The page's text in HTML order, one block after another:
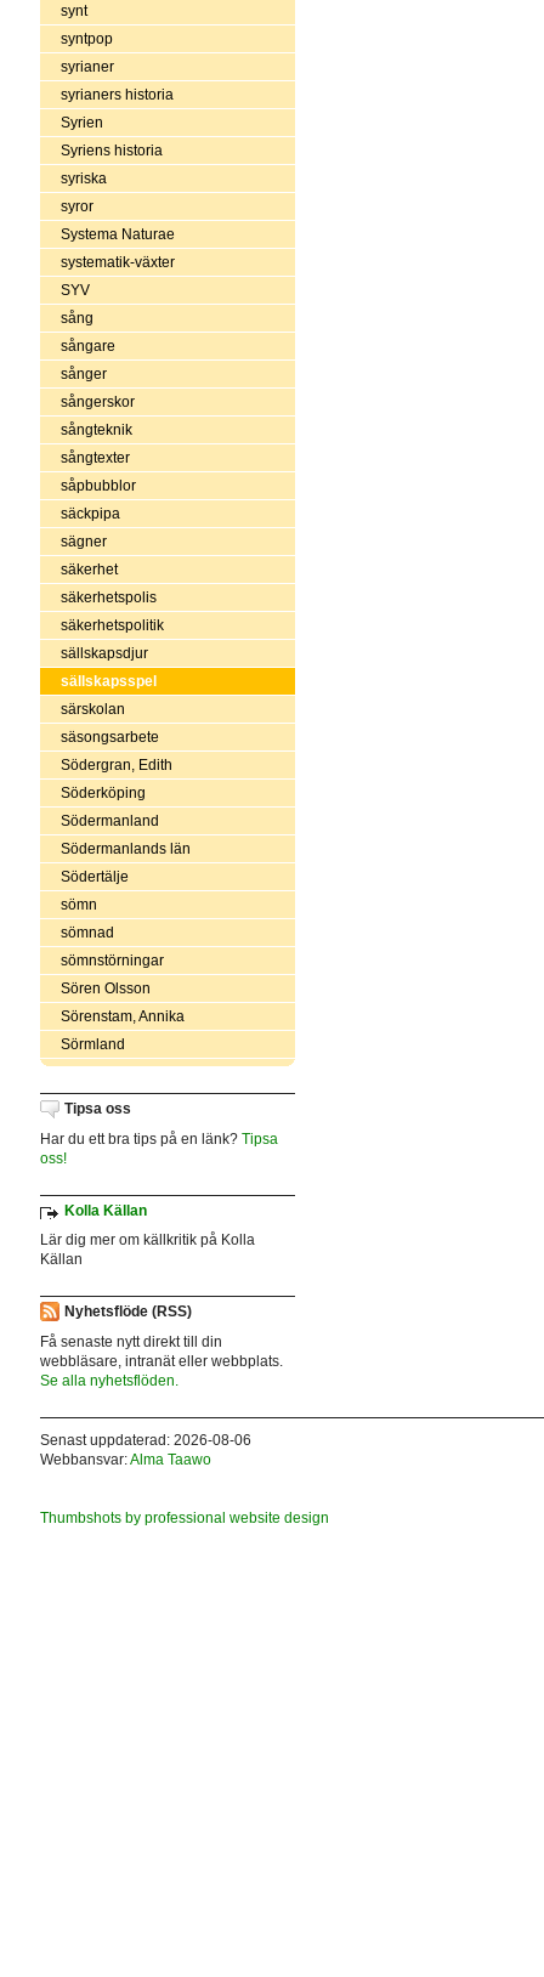
synt
syntpop
syrianer
syrianers historia
Syrien
Syriens historia
syriska
syror
Systema Naturae
systematik-växter
SYV
sång
sångare
sånger
sångerskor
sångteknik
sångtexter
såpbubblor
säckpipa
sägner
säkerhet
säkerhetspolis
säkerhetspolitik
sällskapsdjur
sällskapsspel
särskolan
säsongsarbete
Södergran, Edith
Söderköping
Södermanland
Södermanlands län
Södertälje
sömn
sömnad
sömnstörningar
Sören Olsson
Sörenstam, Annika
Sörmland
Tipsa oss
Har du ett bra tips på en länk? Tipsa
oss!
Kolla Källan
Lär dig mer om källkritik på Kolla
Källan
Nyhetsflöde (RSS)
Få senaste nytt direkt till din
webbläsare, intranät eller webbplats.
Se alla nyhetsflöden.
Senast uppdaterad: 2026-08-06
Webbansvar:Alma Taawo
Thumbshots by professional website design